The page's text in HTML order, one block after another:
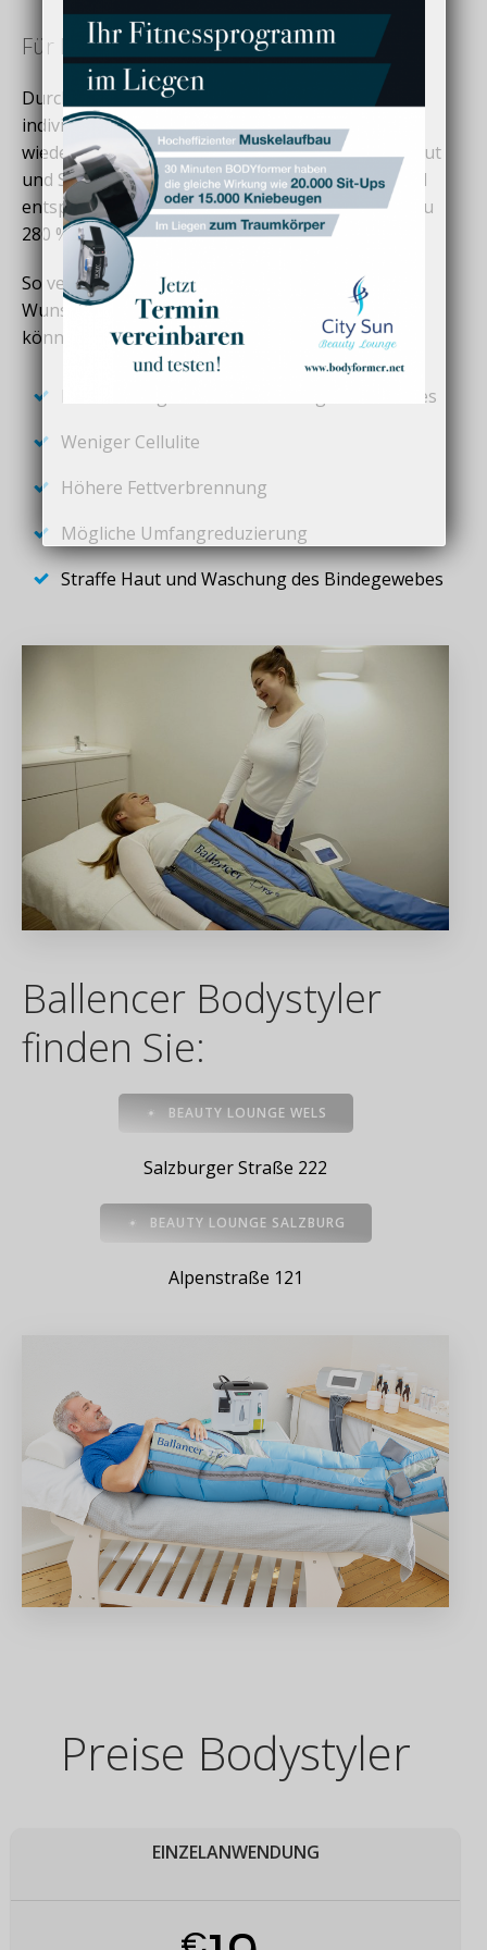
Für Ihre Wunschfigur
Durch eine Druck-Pump-Massage und den
individuellen Programmen beginnt die Lymphe
wieder zu fließen. Das Gewebe wird stärker mit Blut
und Sauerstoff versorgt. Auf eine sehr sanfte und
entspannte Weise kann Ihr Stoffwechsel um bis zu
280 % erhöht werden.
So verhilft Ihnen der Bodystyler zu Ihrer
Wunschfigur. Beiregelmäßiger Anwendung
können sich folgende Ergebnisse einstellen:
Entsäuerung und Entschlackung des Gewebes
Weniger Cellulite
Höhere Fettverbrennung
Mögliche Umfangreduzierung
Straffe Haut und Waschung des Bindegewebes
Ballencer Bodystyler
finden Sie:
BEAUTY LOUNGE WELS
Salzburger Straße 222
BEAUTY LOUNGE SALZBURG
Alpenstraße 121
Preise Bodystyler
EINZELANWENDUNG